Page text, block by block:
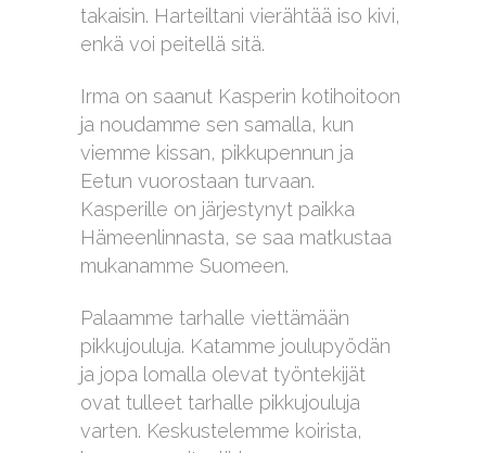
takaisin. Harteiltani vierähtää iso kivi,
enkä voi peitellä sitä.
Irma on saanut Kasperin kotihoitoon
ja noudamme sen samalla, kun
viemme kissan, pikkupennun ja
Eetun vuorostaan turvaan.
Kasperille on järjestynyt paikka
Hämeenlinnasta, se saa matkustaa
mukanamme Suomeen.
Palaamme tarhalle viettämään
pikkujouluja. Katamme joulupyödän
ja jopa lomalla olevat työntekijät
ovat tulleet tarhalle pikkujouluja
varten. Keskustelemme koirista,